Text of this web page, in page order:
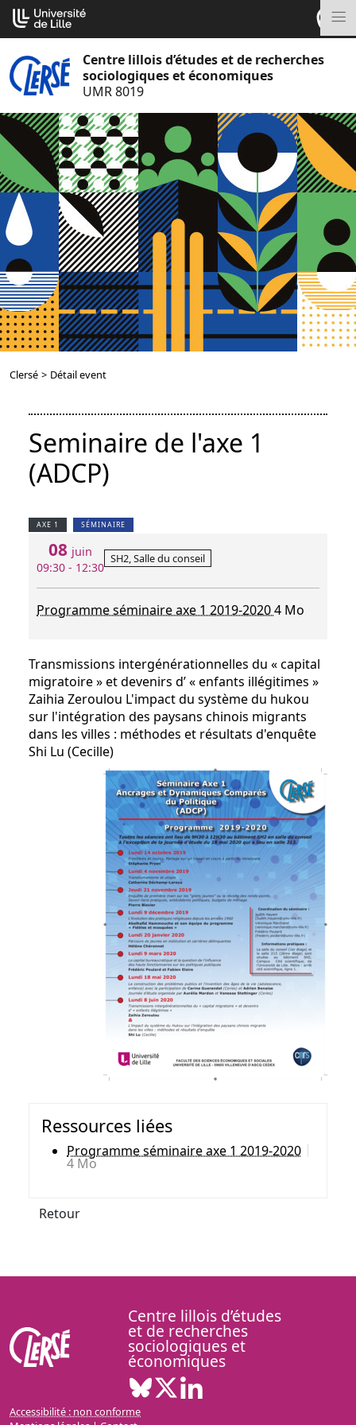
Aller
au
contenu
Centre lillois d’études et de recherches
sociologiques et économiques
UMR 8019
Clersé > Détail event
Seminaire de l'axe 1
(ADCP)
AXE 1 SÉMINAIRE
08 juin
09:30 - 12:30
SH2, Salle du conseil
Programme séminaire axe 1 2019-20204 Mo
Transmissions intergénérationnelles du « capital
migratoire » et devenirs d’ « enfants illégitimes »
Zaihia Zeroulou L'impact du système du hukou
sur l'intégration des paysans chinois migrants
dans les villes : méthodes et résultats d'enquête
Shi Lu (Cecille)
Ressources liées
Programme séminaire axe 1 2019-2020
4 Mo
Retour
Centre lillois d’études
et de recherches
sociologiques et
économiques
Bluesky ( Nouvelle fenêtre)
X ( Nouvelle fenêtre)
Accessibilité : non conforme
Cookies management panel